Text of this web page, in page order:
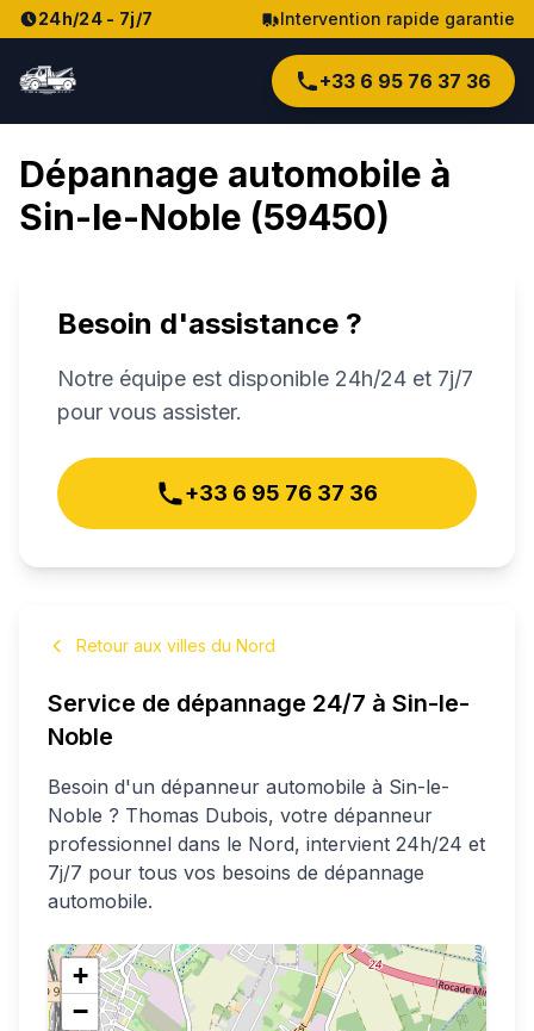
24h/24 - 7j/7 Intervention rapide garantie
+33 6 95 76 37 36
Dépannage automobile à
Sin-le-Noble (59450)
Besoin d'assistance ?
Notre équipe est disponible 24h/24 et 7j/7
pour vous assister.
+33 6 95 76 37 36
Retour aux villes du Nord
Service de dépannage 24/7 à Sin-le-
Noble
Besoin d'un dépanneur automobile à Sin-le-
Noble ? Thomas Dubois, votre dépanneur
professionnel dans le Nord, intervient 24h/24 et
7j/7 pour tous vos besoins de dépannage
automobile.
+
−